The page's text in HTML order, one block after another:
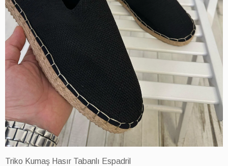
Triko Kumaş Hasır Tabanlı Espadril